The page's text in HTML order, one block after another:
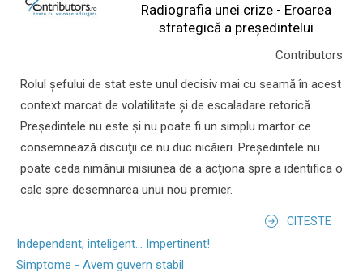
Radiografia unei crize - Eroarea
strategică a președintelui
Contributors
Rolul şefului de stat este unul decisiv mai cu seamă în acest
context marcat de volatilitate şi de escaladare retorică.
Preşedintele nu este şi nu poate fi un simplu martor ce
consemnează discuţii ce nu duc nicăieri. Preşedintele nu
poate ceda nimănui misiunea de a acţiona spre a identifica o
cale spre desemnarea unui nou premier.
CITESTE
Independent, inteligent... Impertinent!
Simptome - Avem guvern stabil